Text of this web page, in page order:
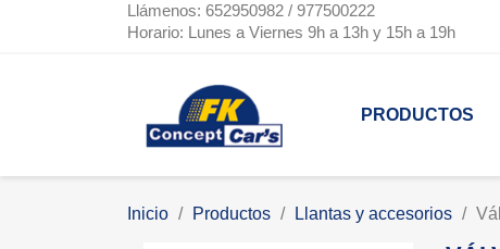
Llámenos: 652950982 / 977500222
Horario: Lunes a Viernes 9h a 13h y 15h a 19h
PRODUCTOS
Inicio Productos Llantas y accesorios